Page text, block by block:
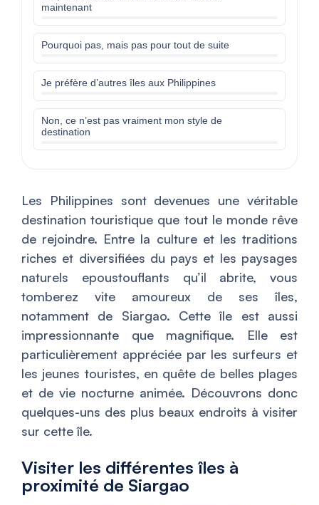
maintenant
Pourquoi pas, mais pas pour tout de suite
Je préfère d’autres îles aux Philippines
Non, ce n’est pas vraiment mon style de
destination
Les Philippines sont devenues une véritable
destination touristique que tout le monde rêve
de rejoindre. Entre la culture et les traditions
riches et diversifiées du pays et les paysages
naturels epoustouflants qu’il abrite, vous
tomberez vite amoureux de ses îles,
notamment de Siargao. Cette île est aussi
impressionnante que magnifique. Elle est
particulièrement appréciée par les surfeurs et
les jeunes touristes, en quête de belles plages
et de vie nocturne animée. Découvrons donc
quelques-uns des plus beaux endroits à visiter
sur cette île.
Visiter les différentes îles à
proximité de Siargao